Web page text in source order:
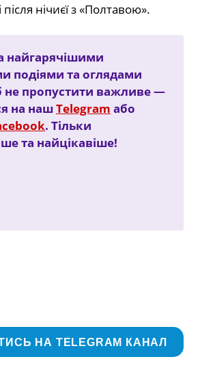
нічиєї з «Полтавою».
найгарячішими
подіями та оглядами
не пропустити важливе —
на нашTelegram або
. Тільки
та найцікавіше!
НА TELEGRAM КАНАЛ